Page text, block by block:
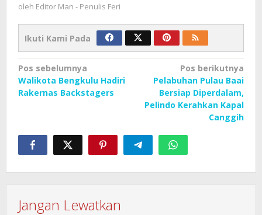
oleh Editor Man - Penulis Feri
Ikuti Kami Pada
Navigasi
pos
Pos sebelumnya
Walikota Bengkulu Hadiri
Rakernas Backstagers
Pos berikutnya
Pelabuhan Pulau Baai
Bersiap Diperdalam,
Pelindo Kerahkan Kapal
Canggih
Jangan Lewatkan